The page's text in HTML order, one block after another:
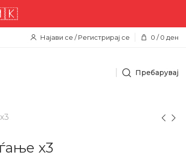
Најави се / Регистрирај се 0 / 0 ден
Пребарувај
х3